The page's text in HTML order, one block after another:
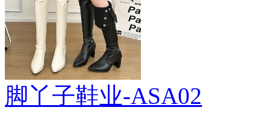
脚丫子鞋业-ASA02